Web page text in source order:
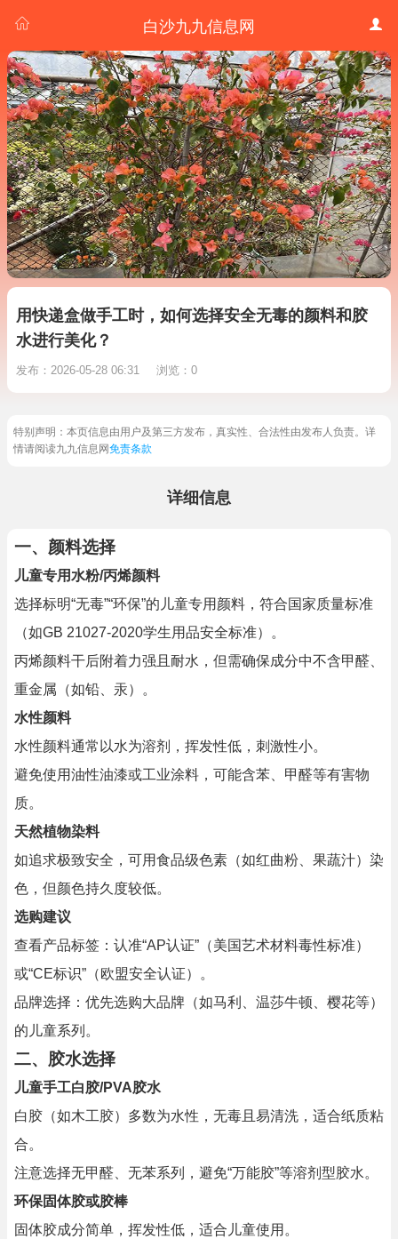
白沙九九信息网
用快递盒做手工时，如何选择安全无毒的颜料和胶
水进行美化？
发布：2026-05-28 06:31 浏览：0
特别声明：本页信息由用户及第三方发布，真实性、合法性由发布人负责。详
情请阅读九九信息网免责条款
详细信息
一、 颜料选择
儿童专用水粉/丙烯颜料
选择标明“无毒”“环保”的儿童专用颜料，符合国家质量标准
（如GB 21027-2020学生用品安全标准）。
丙烯颜料干后附着力强且耐水，但需确保成分中不含甲醛、
重金属（如铅、汞）。
水性颜料
水性颜料通常以水为溶剂，挥发性低，刺激性小。
避免使用油性油漆或工业涂料，可能含苯、甲醛等有害物
质。
天然植物染料
如追求极致安全，可用食品级色素（如红曲粉、果蔬汁）染
色，但颜色持久度较低。
选购建议
查看产品标签：认准“AP认证”（美国艺术材料毒性标准）
或“CE标识”（欧盟安全认证）。
品牌选择：优先选购大品牌（如马利、温莎牛顿、樱花等）
的儿童系列。
二、 胶水选择
儿童手工白胶/PVA胶水
白胶（如木工胶）多数为水性，无毒且易清洗，适合纸质粘
合。
注意选择无甲醛、无苯系列，避免“万能胶”等溶剂型胶水。
环保固体胶或胶棒
固体胶成分简单，挥发性低，适合儿童使用。